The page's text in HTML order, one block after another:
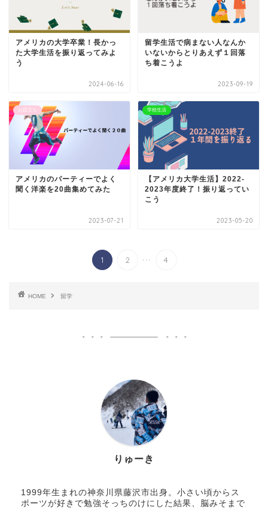
アメリカの大学卒業！長かっ
た大学生活を振り返ってみよ
う
2024-06-16
留学生活で病まない人なんか
いないからとりあえず１回落
ち着こうよ
2023-09-19
お役立ち
アメリカのパーティーでよく
聞く洋楽を20曲集めてみた
2023-07-21
学校生活
【アメリカ大学生活】2022-
2023年度終了！振り返ってい
こう
2023-05-20
1 2 ... 4
HOME 留学
りゅーき
1999年生まれの神奈川県藤沢市出身。小さい頃からス
ポーツが好きで勉強そっちのけにした結果、脳みそまで